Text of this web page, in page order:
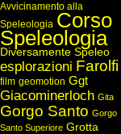
Avvicinamento alla
Speleologia Corso
Speleologia
Diversamente Speleo
esplorazioni Farolfi
film geomotion Ggt
Giacominerloch Gita
Gorgo Santo Gorgo
Santo Superiore Grotta